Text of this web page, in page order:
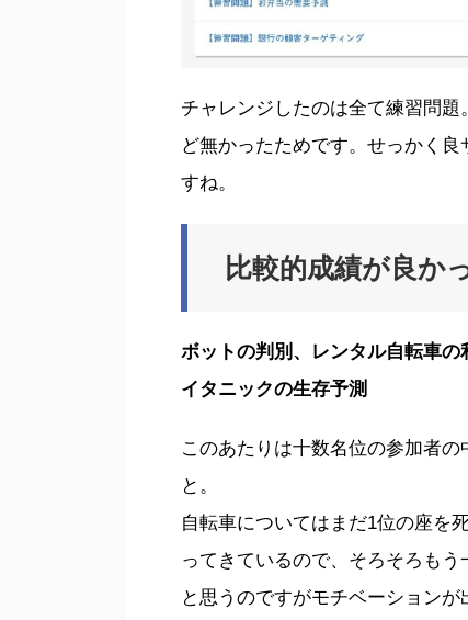
チャレンジしたのは全て練習問
ど無かったためです。せっかく
すね。
比較的成績が良か
ボットの判別、レンタル自転車
イタニックの生存予測
このあたりは十数名位の参加者
と。
自転車についてはまだ1位の座を
ってきているので、そろそろもう
と思うのですがモチベーション